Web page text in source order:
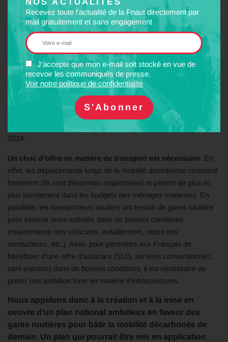
Recevez toute l'actualité de la Fnaut directement par
mail gratuitement et sans engagement
J'accepte que mon e-mail soit stocké en vue de
recevoir les communiqués de presse.
Voir notre politique de confidentialité
Ce plan pourrait être en partie financé par l’enveloppe
prévue au projet de loi de finances 2024 : entre 600 à700
millions d’euros pour les infrastructures routières (issus du budget
de l’Agence de financement des infrastructures de transport de
France) seront alloués à de nouveaux projets routiers. Une partie
conséquente de ce budget devrait être dévolue au futur plan
“gares routières ».Par ailleurs, la Commission
européenne
vient de débloquer 7 milliards d’euros pour des projets
d’infrastructures dans l’Union
européenne
, notamment les
« pôles d’échanges multimodaux de voyageurs ». Les États
membres peuvent prétendre à cette dotation jusqu’au 30 janvier
2024.
Un choc d’offre en matière de transport est nécessaire . En
effet, les déplacements longs de la mobilité quotidienne croissent
fortement (ils sont désormais majoritaires) et pèsent de plus en
plus lourdement dans les budgets des ménages modestes. En
parallèle, les transporteurs routiers ont besoin de gares routière
pour exercer leurs activités dans de bonnes conditions
(maintenance des véhicules, avitaillement, repos des
conducteurs, etc.). Ainsi, pour permettre aux Français de
bénéficier d’une offre d’autocars (SLO, services conventionnés,
cars express) dans de bonnes conditions, il est nécessaire de
porter une ambition forte en matière d’infrastructures.
Nous appelons donc à la création et à la mise en
oeuvre d’un plan national ambitieux en faveur des
gares routières pour bâtir la mobilité décarbonée de
demain. Un plan qui pourrait être mis en application